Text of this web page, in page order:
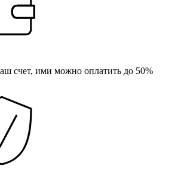
счет, ими можно оплатить до 50%